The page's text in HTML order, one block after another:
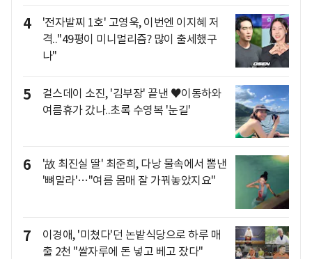
4
'전자발찌 1호' 고영욱, 이번엔 이지혜 저
격.."49평이 미니멀리즘? 많이 출세했구
나"
5
걸스데이 소진, '김부장' 끝낸 ♥이동하와
여름휴가 갔나..초록 수영복 '눈길'
6
'故 최진실 딸' 최준희, 다낭 물속에서 뽐낸
'뼈말라'…"여름 몸매 잘 가꿔놓았지요"
7
이경애, '미쳤다'던 논밭식당으로 하루 매
출 2천 "쌀자루에 돈 넣고 베고 잤다"